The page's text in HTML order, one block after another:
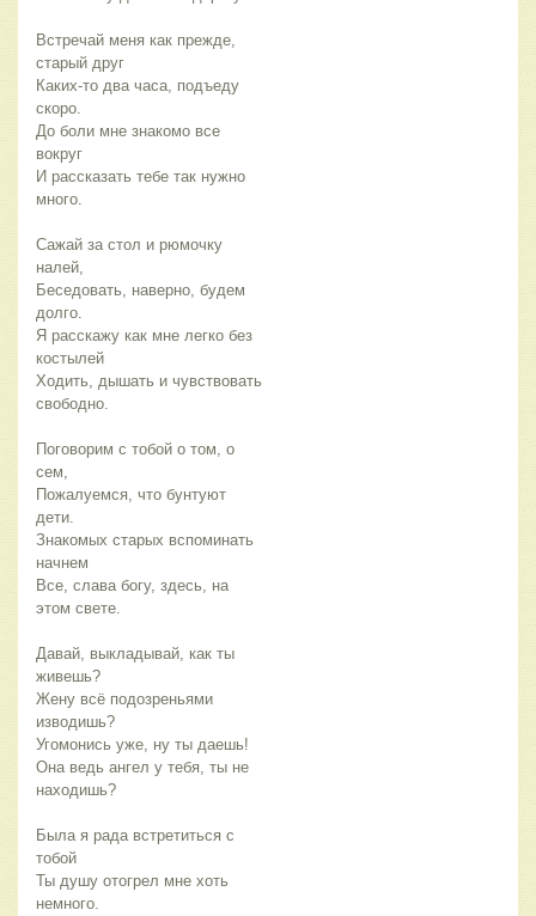
Встречай меня как прежде,
старый друг
Каких-то два часа, подъеду
скоро.
До боли мне знакомо все
вокруг
И рассказать тебе так нужно
много.
Сажай за стол и рюмочку
налей,
Беседовать, наверно, будем
долго.
Я расскажу как мне легко без
костылей
Ходить, дышать и чувствовать
свободно.
Поговорим с тобой о том, о
сем,
Пожалуемся, что бунтуют
дети.
Знакомых старых вспоминать
начнем
Все, слава богу, здесь, на
этом свете.
Давай, выкладывай, как ты
живешь?
Жену всё подозреньями
изводишь?
Угомонись уже, ну ты даешь!
Она ведь ангел у тебя, ты не
находишь?
Была я рада встретиться с
тобой
Ты душу отогрел мне хоть
немного.